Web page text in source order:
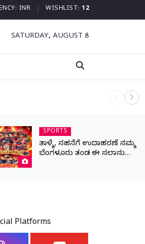
INR WISHLIST: 12
SATURDAY, AUGUST 8
ನಾಳೆ
SPORTS
ತಾಳ್ಮೆ, ಸಹನೆಗೆ ಉದಾಹರಣೆ ನಮ್ಮ
ಬೆಂಗಳೂರು ತಂಡ ಈ ಸಲಾನು
Platforms